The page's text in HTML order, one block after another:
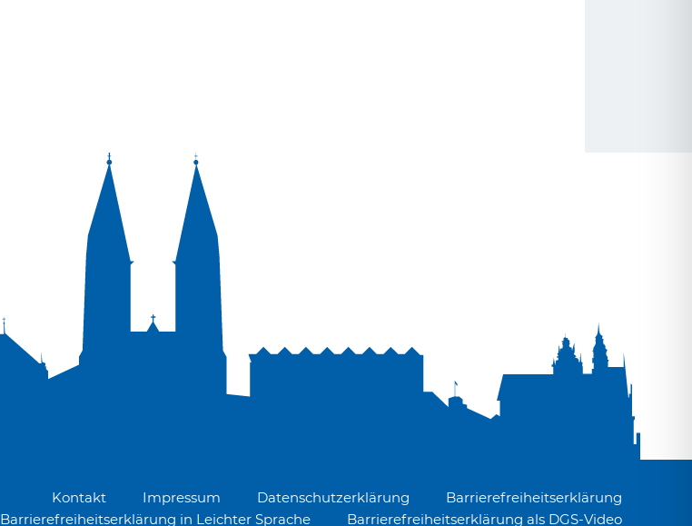
Kontakt Impressum Datenschutzerklärung
Barrierefreiheitserklärung
Barrierefreiheitserklärung in Leichter Sprache
Barrierefreiheitserklärung als DGS-Video